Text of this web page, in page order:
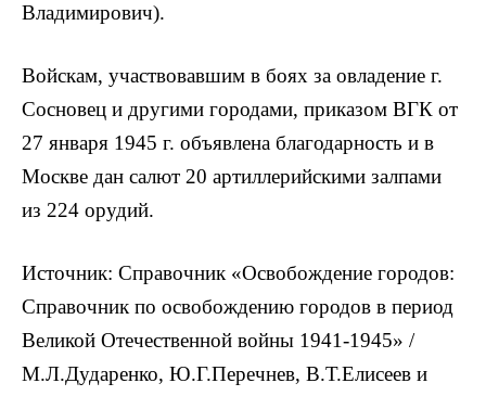
Владимирович).
Войскам, участвовавшим в боях за овладение г.
Сосновец и другими городами, приказом ВГК от
27 января 1945 г. объявлена благодарность и в
Москве дан салют 20 артиллерийскими залпами
из 224 орудий.
Источник: Справочник «Освобождение городов:
Справочник по освобождению городов в период
Великой Отечественной войны 1941-1945» /
М.Л.Дударенко, Ю.Г.Перечнев, В.Т.Елисеев и